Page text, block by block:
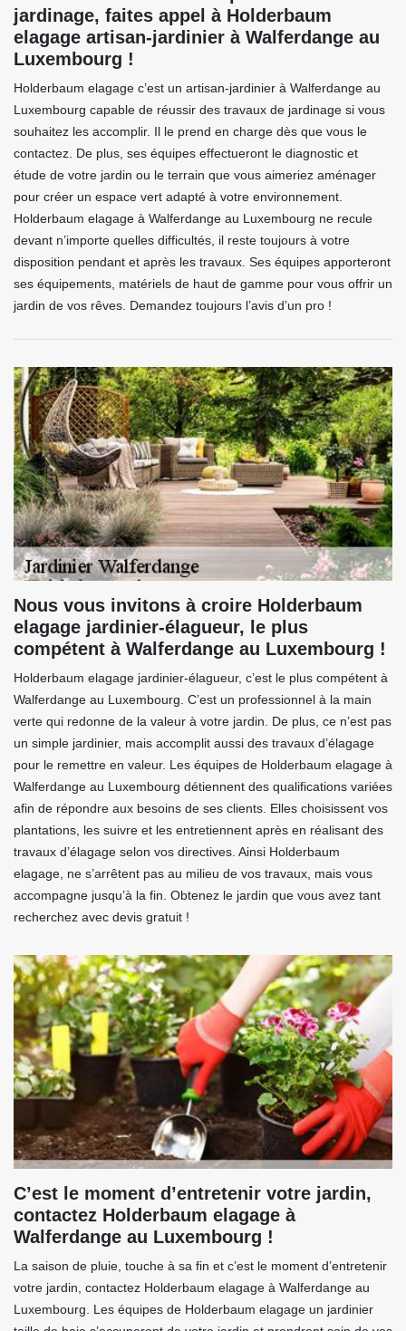
jardinage, faites appel à Holderbaum
elagage artisan-jardinier à Walferdange au
Luxembourg !
Holderbaum elagage c’est un artisan-jardinier à Walferdange au
Luxembourg capable de réussir des travaux de jardinage si vous
souhaitez les accomplir. Il le prend en charge dès que vous le
contactez. De plus, ses équipes effectueront le diagnostic et
étude de votre jardin ou le terrain que vous aimeriez aménager
pour créer un espace vert adapté à votre environnement.
Holderbaum elagage à Walferdange au Luxembourg ne recule
devant n’importe quelles difficultés, il reste toujours à votre
disposition pendant et après les travaux. Ses équipes apporteront
ses équipements, matériels de haut de gamme pour vous offrir un
jardin de vos rêves. Demandez toujours l’avis d’un pro !
Nous vous invitons à croire Holderbaum
elagage jardinier-élagueur, le plus
compétent à Walferdange au Luxembourg !
Holderbaum elagage jardinier-élagueur, c’est le plus compétent à
Walferdange au Luxembourg. C’est un professionnel à la main
verte qui redonne de la valeur à votre jardin. De plus, ce n’est pas
un simple jardinier, mais accomplit aussi des travaux d’élagage
pour le remettre en valeur. Les équipes de Holderbaum elagage à
Walferdange au Luxembourg détiennent des qualifications variées
afin de répondre aux besoins de ses clients. Elles choisissent vos
plantations, les suivre et les entretiennent après en réalisant des
travaux d’élagage selon vos directives. Ainsi Holderbaum
elagage, ne s’arrêtent pas au milieu de vos travaux, mais vous
accompagne jusqu’à la fin. Obtenez le jardin que vous avez tant
recherchez avec devis gratuit !
C’est le moment d’entretenir votre jardin,
contactez Holderbaum elagage à
Walferdange au Luxembourg !
La saison de pluie, touche à sa fin et c’est le moment d’entretenir
votre jardin, contactez Holderbaum elagage à Walferdange au
Luxembourg. Les équipes de Holderbaum elagage un jardinier